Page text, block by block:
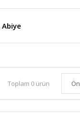
Abiye
Toplam 0 ürün